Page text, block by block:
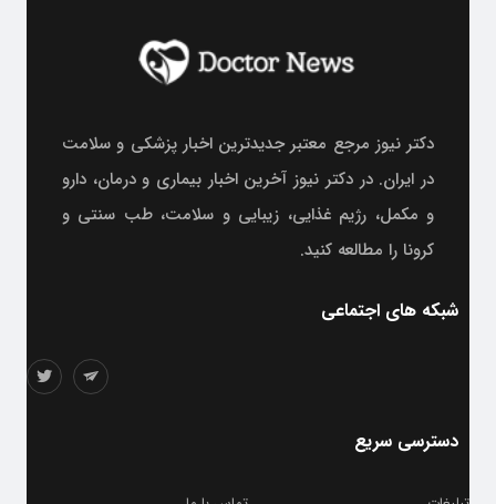
دکتر نیوز مرجع معتبر جدیدترین اخبار پزشکی و سلامت
در ایران. در دکتر نیوز آخرین اخبار بیماری و درمان، دارو
و مکمل، رژیم غذایی، زیبایی و سلامت، طب سنتی و
کرونا را مطالعه کنید.
شبکه های اجتماعی
دسترسی سریع